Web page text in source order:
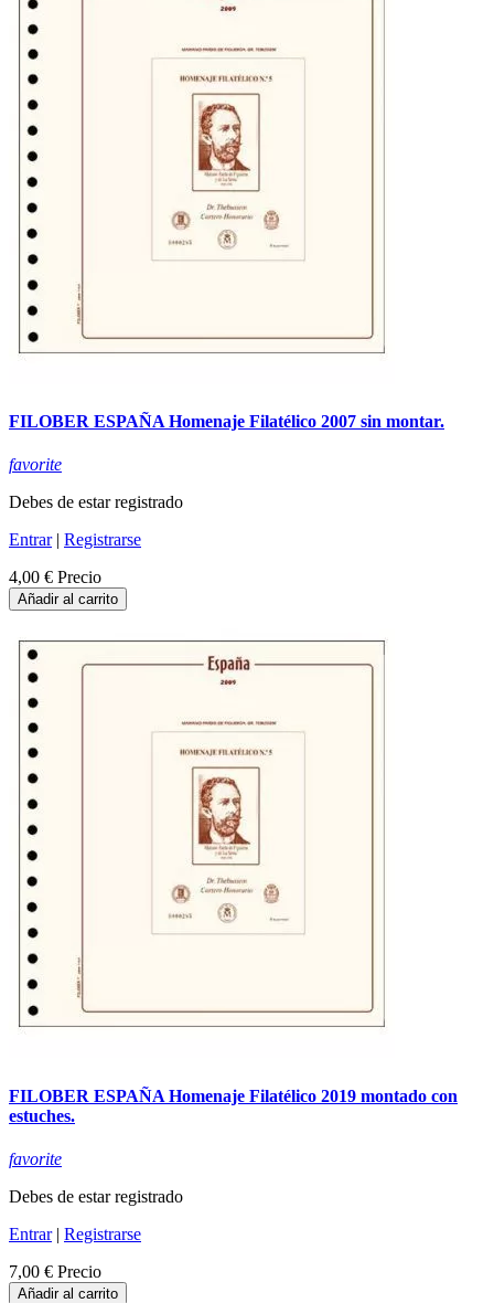
FILOBER ESPAÑA Homenaje Filatélico 2007 sin montar.
favorite
Debes de estar registrado
Entrar| Registrarse
4,00 € Precio
Añadir al carrito
FILOBER ESPAÑA Homenaje Filatélico 2019 montado con
estuches.
favorite
Debes de estar registrado
Entrar| Registrarse
7,00 € Precio
Añadir al carrito